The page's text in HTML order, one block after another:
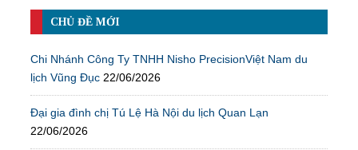
CHỦ ĐỀ MỚI
Chi Nhánh Công Ty TNHH Nisho PrecisionViệt Nam du
lịch Vũng Đục 22/06/2026
Đại gia đình chị Tú Lệ Hà Nội du lịch Quan Lạn
22/06/2026